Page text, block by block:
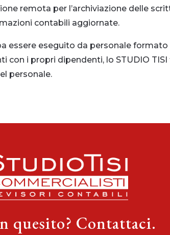
remota per l’archiviazione delle
contabili aggiornate.
essere eseguito da personale
con i propri dipendenti, lo STUDIO
personale.
quesito? Contattaci.